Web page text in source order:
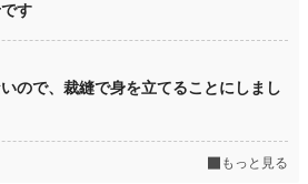
す
ので、裁縫で身を立てることにしまし
もっと見る